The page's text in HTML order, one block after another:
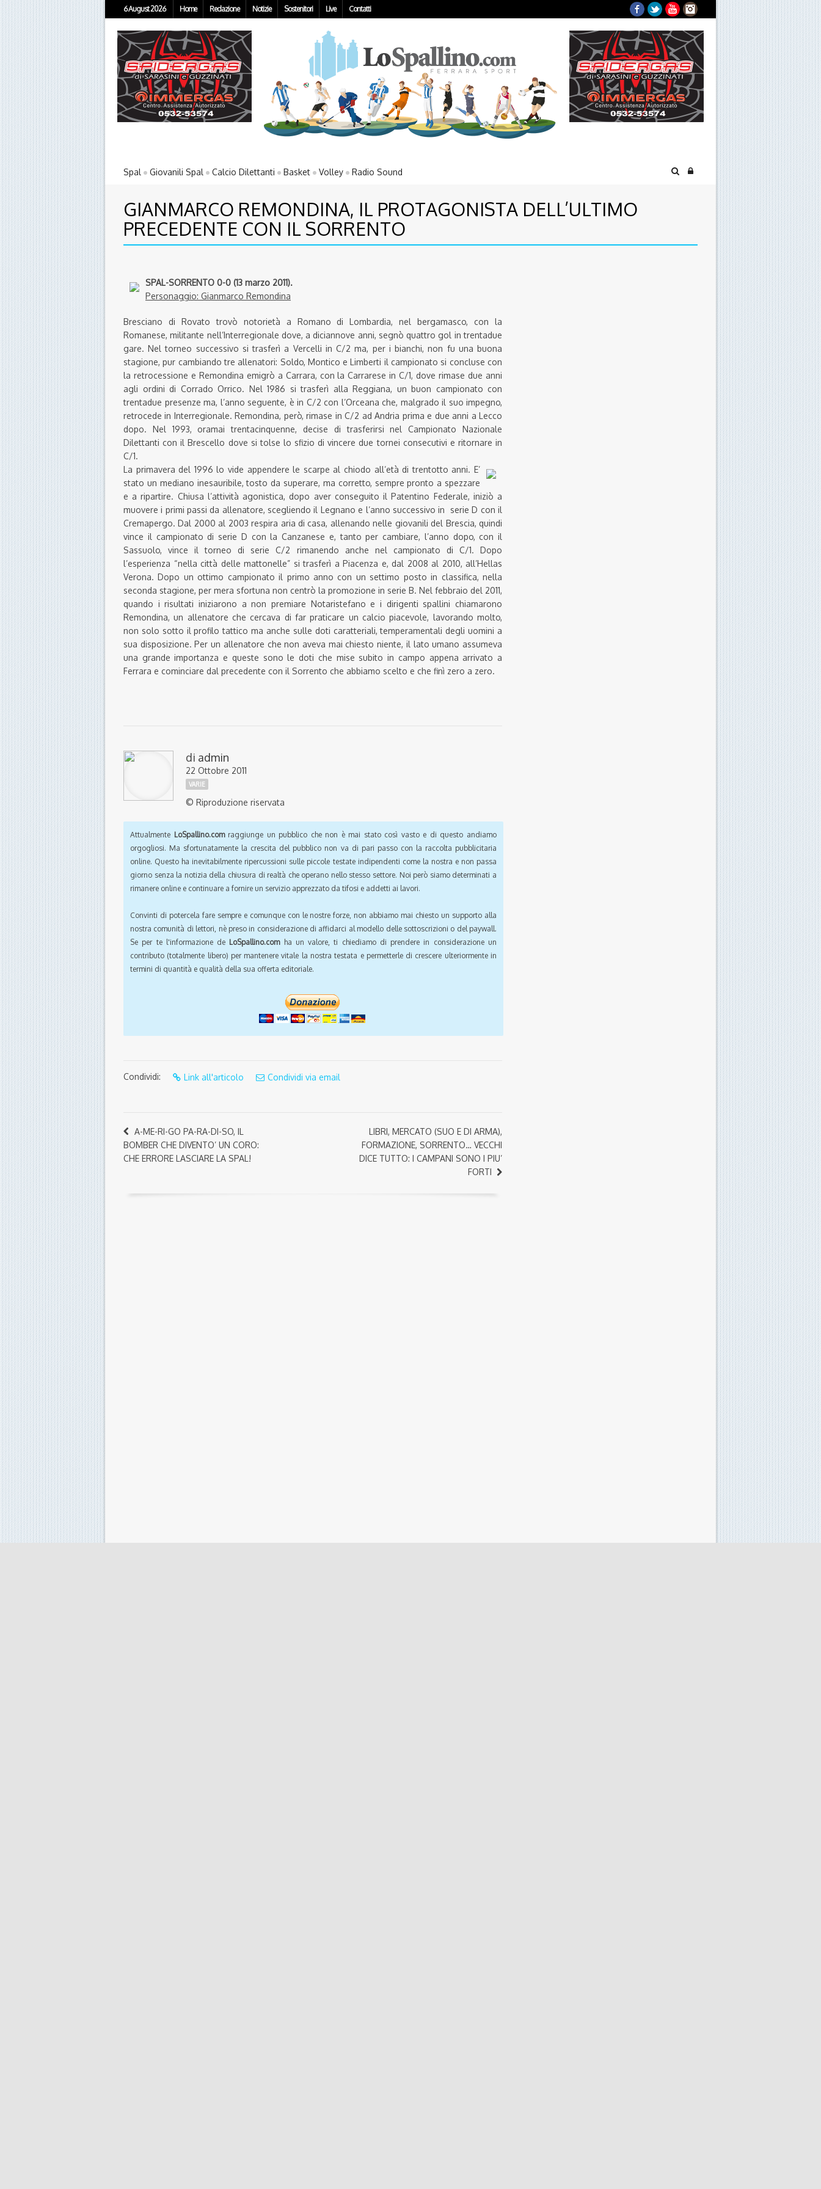
6 August 2026 Home Redazione Notizie Sostenitori Live Contatti Facebook
TwitterYouTubeInstagram
Spal Giovanili Spal Calcio Dilettanti Basket Volley Radio Sound
GIANMARCO REMONDINA, IL PROTAGONISTA DELL’ULTIMO
PRECEDENTE CON IL SORRENTO
SPAL-SORRENTO 0-0 (13 marzo 2011).
Personaggio: Gianmarco Remondina
Bresciano di Rovato trovò notorietà a Romano di Lombardia, nel bergamasco, con la
Romanese, militante nell’Interregionale dove, a diciannove anni, segnò quattro gol in trentadue
gare. Nel torneo successivo si trasferì a Vercelli in C/2 ma, per i bianchi, non fu una buona
stagione, pur cambiando tre allenatori: Soldo, Montico e Limberti il campionato si concluse con
la retrocessione e Remondina emigrò a Carrara, con la Carrarese in C/1, dove rimase due anni
agli ordini di Corrado Orrico. Nel 1986 si trasferì alla Reggiana, un buon campionato con
trentadue presenze ma, l’anno seguente, è in C/2 con l’Orceana che, malgrado il suo impegno,
retrocede in Interregionale. Remondina, però, rimase in C/2 ad Andria prima e due anni a Lecco
dopo. Nel 1993, oramai trentacinquenne, decise di trasferirsi nel Campionato Nazionale
Dilettanti con il Brescello dove si tolse lo sfizio di vincere due tornei consecutivi e ritornare in
C/1.
La primavera del 1996 lo vide appendere le scarpe al chiodo all’età di trentotto anni. E’
stato un mediano inesauribile, tosto da superare, ma corretto, sempre pronto a spezzare
e a ripartire. Chiusa l’attività agonistica, dopo aver conseguito il Patentino Federale, iniziò a
muovere i primi passi da allenatore, scegliendo il Legnano e l’anno successivo in serie D con il
Cremapergo. Dal 2000 al 2003 respira aria di casa, allenando nelle giovanili del Brescia, quindi
vince il campionato di serie D con la Canzanese e, tanto per cambiare, l’anno dopo, con il
Sassuolo, vince il torneo di serie C/2 rimanendo anche nel campionato di C/1. Dopo
l’esperienza “nella città delle mattonelle” si trasferì a Piacenza e, dal 2008 al 2010, all’Hellas
Verona. Dopo un ottimo campionato il primo anno con un settimo posto in classifica, nella
seconda stagione, per mera sfortuna non centrò la promozione in serie B. Nel febbraio del 2011,
quando i risultati iniziarono a non premiare Notaristefano e i dirigenti spallini chiamarono
Remondina, un allenatore che cercava di far praticare un calcio piacevole, lavorando molto,
non solo sotto il profilo tattico ma anche sulle doti caratteriali, temperamentali degli uomini a
sua disposizione. Per un allenatore che non aveva mai chiesto niente, il lato umano assumeva
una grande importanza e queste sono le doti che mise subito in campo appena arrivato a
Ferrara e cominciare dal precedente con il Sorrento che abbiamo scelto e che finì zero a zero.
di admin
22 Ottobre 2011
VARIE
© Riproduzione riservata
Attualmente LoSpallino.comraggiunge un pubblico che non è mai stato così vasto e di questo andiamo
orgogliosi. Ma sfortunatamente la crescita del pubblico non va di pari passo con la raccolta pubblicitaria
online. Questo ha inevitabilmente ripercussioni sulle piccole testate indipendenti come la nostra e non passa
giorno senza la notizia della chiusura di realtà che operano nello stesso settore. Noi però siamo determinati a
rimanere online e continuare a fornire un servizio apprezzato da tifosi e addetti ai lavori.
Convinti di potercela fare sempre e comunque con le nostre forze, non abbiamo mai chiesto un supporto alla
nostra comunità di lettori, nè preso in considerazione di affidarci al modello delle sottoscrizioni o del paywall.
Se per te l'informazione de LoSpallino.comha un valore, ti chiediamo di prendere in considerazione un
contributo (totalmente libero) per mantenere vitale la nostra testata e permetterle di crescere ulteriormente in
termini di quantità e qualità della sua offerta editoriale.
Condividi: Link all'articolo Condividi via email
A-ME-RI-GO PA-RA-DI-SO, IL
BOMBER CHE DIVENTO’ UN CORO:
CHE ERRORE LASCIARE LA SPAL!
LIBRI, MERCATO (SUO E DI ARMA),
FORMAZIONE, SORRENTO… VECCHI
DICE TUTTO: I CAMPANI SONO I PIU’
FORTI